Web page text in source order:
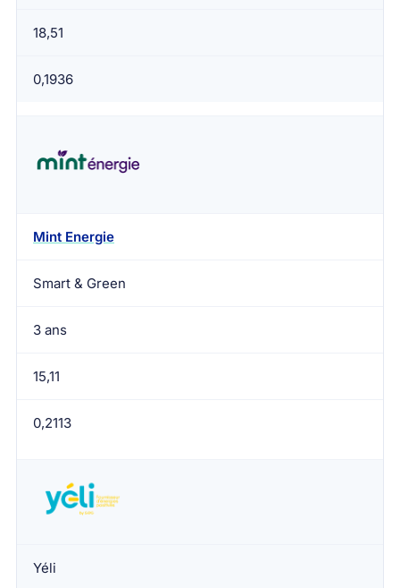
18,51
0,1936
Mint Energie
Smart & Green
3 ans
15,11
0,2113
Yéli